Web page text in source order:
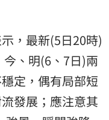
示，最新(5日20時)
、明(6、7日)兩
定，偶有局部短
發展；應注意其